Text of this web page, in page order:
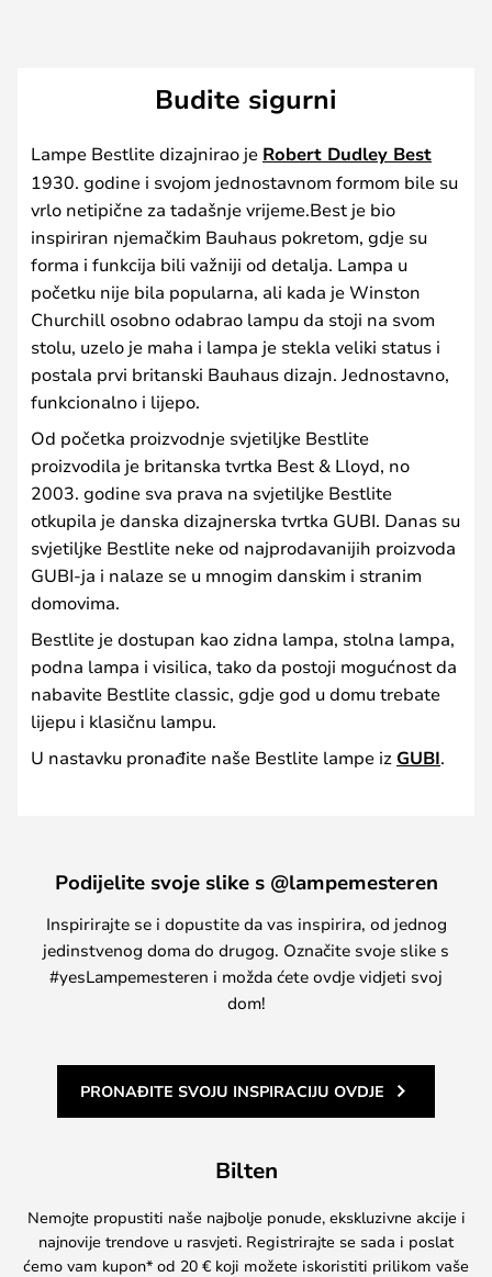
Budite sigurni
Lampe Bestlite dizajnirao je Robert Dudley Best
1930. godine i svojom jednostavnom formom bile su
vrlo netipične za tadašnje vrijeme.Best je bio
inspiriran njemačkim Bauhaus pokretom, gdje su
forma i funkcija bili važniji od detalja. Lampa u
početku nije bila popularna, ali kada je Winston
Churchill osobno odabrao lampu da stoji na svom
stolu, uzelo je maha i lampa je stekla veliki status i
postala prvi britanski Bauhaus dizajn. Jednostavno,
funkcionalno i lijepo.
Od početka proizvodnje svjetiljke Bestlite
proizvodila je britanska tvrtka Best & Lloyd, no
2003. godine sva prava na svjetiljke Bestlite
otkupila je danska dizajnerska tvrtka GUBI. Danas su
svjetiljke Bestlite neke od najprodavanijih proizvoda
GUBI-ja i nalaze se u mnogim danskim i stranim
domovima.
Bestlite je dostupan kao zidna lampa, stolna lampa,
podna lampa i visilica, tako da postoji mogućnost da
nabavite Bestlite classic, gdje god u domu trebate
lijepu i klasičnu lampu.
U nastavku pronađite naše Bestlite lampe iz GUBI.
Podijelite svoje slike s @lampemesteren
Inspirirajte se i dopustite da vas inspirira, od jednog
jedinstvenog doma do drugog. Označite svoje slike s
#yesLampemesteren i možda ćete ovdje vidjeti svoj
dom!
PRONAĐITE SVOJU INSPIRACIJU OVDJE
Bilten
Nemojte propustiti naše najbolje ponude, ekskluzivne akcije i
najnovije trendove u rasvjeti. Registrirajte se sada i poslat
ćemo vam kupon* od 20 € koji možete iskoristiti prilikom vaše